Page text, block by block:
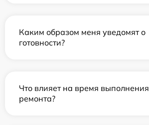
Каким образом меня уведомят о
готовности?
Что влияет на время выполнения
ремонта?